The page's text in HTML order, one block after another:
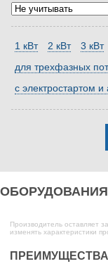
1 кВт 2 кВт 3 кВт
для трехфазных
с электростартом и
Производитель оставляет
изменять характеристики